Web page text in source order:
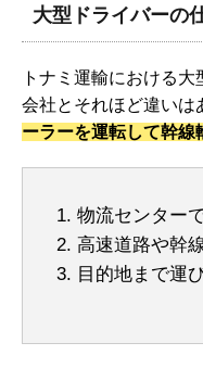
大型ドライバーの
トナミ運輸における
会社とそれほど違いは
ーラーを運転して幹線
物流センター
高速道路や幹
目的地まで運